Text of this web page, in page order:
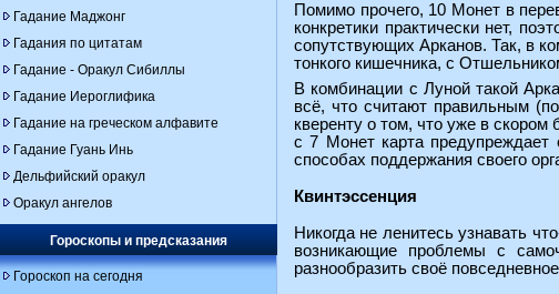
Помимо прочего, 10 Монет в
конкретики практически нет,
сопутствующих Арканов. Так, в
тонкого кишечника, с
В комбинации с Луной такой
всё, что считают правильным
кверенту о том, что уже в
с 7 Монет карта предупреждает
способах поддержания своего
Квинтэссенция
Никогда не ленитесь узнавать
возникающие проблемы с
разнообразить своё
Гадание Маджонг
Гадания по цитатам
Гадание - Оракул Сибиллы
Гадание Иероглифика
Гадание на греческом алфавите
Гадание Гуань Инь
Дельфийский оракул
Оракул ангелов
Гороскопы и предсказания
Гороскоп на сегодня